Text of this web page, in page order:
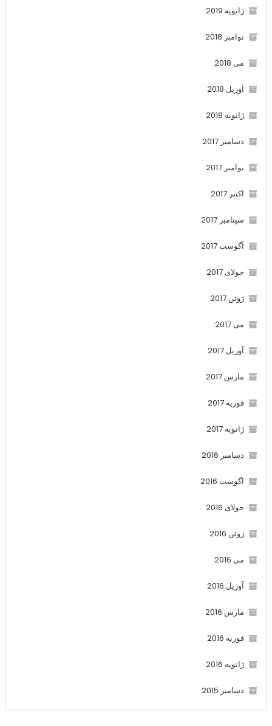
ژانویه 2019
نوامبر 2018
می 2018
آوریل 2018
ژانویه 2018
دسامبر 2017
نوامبر 2017
اکتبر 2017
سپتامبر 2017
آگوست 2017
جولای 2017
ژوئن 2017
می 2017
آوریل 2017
مارس 2017
فوریه 2017
ژانویه 2017
دسامبر 2016
آگوست 2016
جولای 2016
ژوئن 2016
می 2016
آوریل 2016
مارس 2016
فوریه 2016
ژانویه 2016
دسامبر 2015